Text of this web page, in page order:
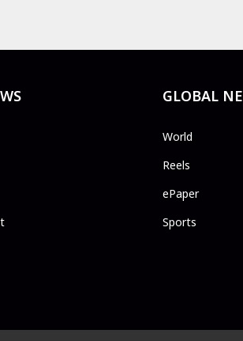
GLOBAL
World
Reels
ePaper
Sports